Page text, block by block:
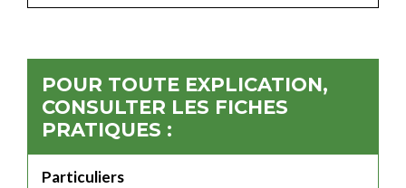
POUR TOUTE EXPLICATION,
CONSULTER LES FICHES
PRATIQUES :
Particuliers